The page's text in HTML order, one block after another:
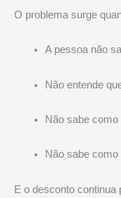
O problema surge
A pessoa não
Não entende
Não sabe
Não sabe
E o desconto continua